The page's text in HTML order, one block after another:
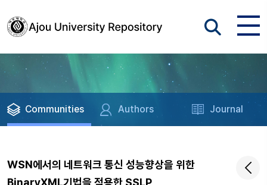
Communities Authors Journal
WSN에서의 네트워크 통신 성능향상을 위한
BinaryXML기법을 적용한 SSLP